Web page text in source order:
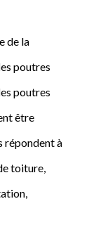
de la
poutres
poutres
être
répondent à
toiture,